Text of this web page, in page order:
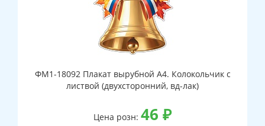
ФМ1-18092 Плакат вырубной А4. Колокольчик с
листвой (двухсторонний, вд-лак)
Цена розн: 46 ₽